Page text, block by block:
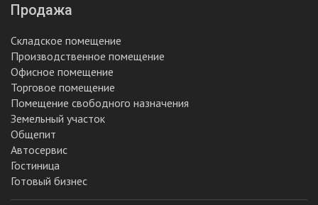
Продажа
Складское помещение
Производственное помещение
Офисное помещение
Торговое помещение
Помещение свободного назначения
Земельный участок
Общепит
Автосервис
Гостиница
Готовый бизнес